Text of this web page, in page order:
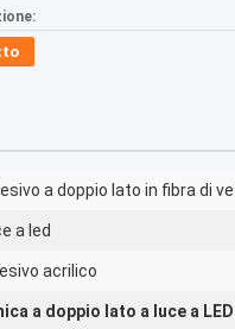
a doppio lato in fibra di
a led
acrilico
a doppio lato a luce a LED